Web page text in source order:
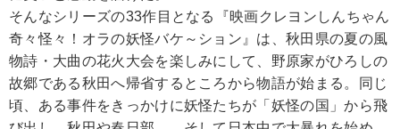
そんなシリーズの33作目となる『映画クレヨンしんちゃん
奇々怪々！オラの妖怪バケ～ション』は、秋田県の夏の風
物詩・大曲の花火大会を楽しみにして、野原家がひろしの
故郷である秋田へ帰省するところから物語が始まる。同じ
頃、ある事件をきっかけに妖怪たちが「妖怪の国」から飛